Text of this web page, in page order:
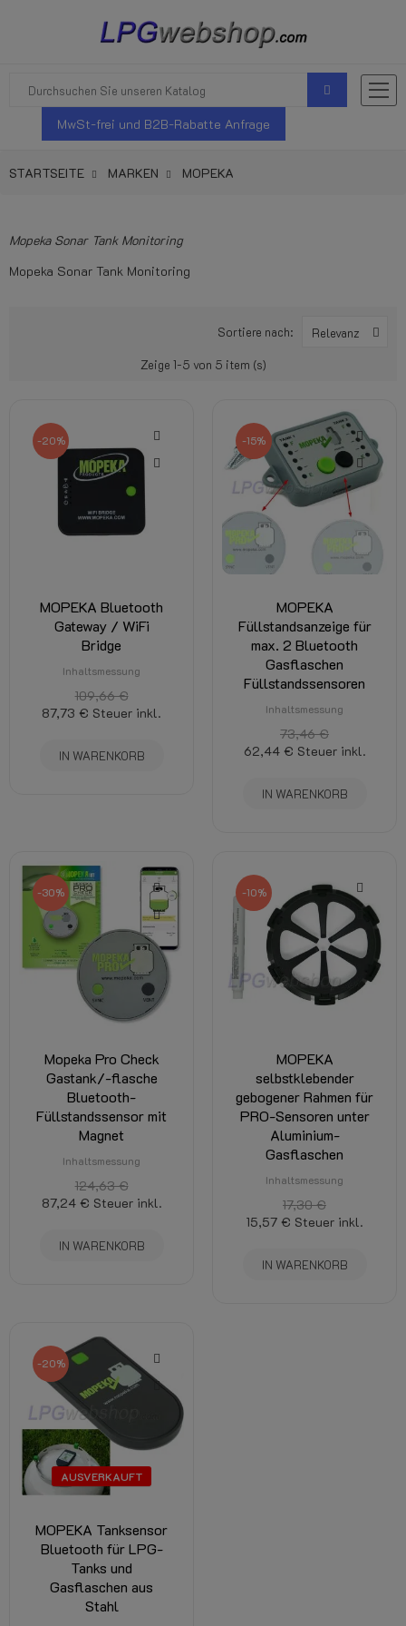
MwSt-frei und B2B-Rabatte Anfrage
STARTSEITE MARKEN MOPEKA
Mopeka Sonar Tank Monitoring
Mopeka Sonar Tank Monitoring
Sortiere nach: Relevanz
Zeige 1-5 von 5 item (s)
-20%
MOPEKA Bluetooth
Gateway / WiFi
Bridge
Inhaltsmessung
109,66 €
87,73 € Steuer inkl.
IN WARENKORB
-15%
MOPEKA
Füllstandsanzeige für
max. 2 Bluetooth
Gasflaschen
Füllstandssensoren
Inhaltsmessung
73,46 €
62,44 € Steuer inkl.
IN WARENKORB
-30%
Mopeka Pro Check
Gastank/-flasche
Bluetooth-
Füllstandssensor mit
Magnet
Inhaltsmessung
124,63 €
87,24 € Steuer inkl.
IN WARENKORB
-10%
MOPEKA
selbstklebender
gebogener Rahmen für
PRO-Sensoren unter
Aluminium-
Gasflaschen
Inhaltsmessung
17,30 €
15,57 € Steuer inkl.
IN WARENKORB
AUSVERKAUFT
-20%
MOPEKA Tanksensor
Bluetooth für LPG-
Tanks und
Gasflaschen aus
Stahl